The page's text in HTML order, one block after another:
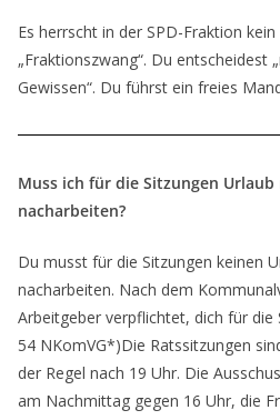
Es herrscht in der SPD-Fraktion
„Fraktionszwang“. Du entscheidest
Gewissen“. Du führst ein freies
Muss ich für die Sitzungen
nacharbeiten?
Du musst für die Sitzungen keinen
nacharbeiten. Nach dem
Arbeitgeber verpflichtet, dich für die
54 NKomVG*)Die Ratssitzungen
der Regel nach 19 Uhr. Die
am Nachmittag gegen 16 Uhr, die